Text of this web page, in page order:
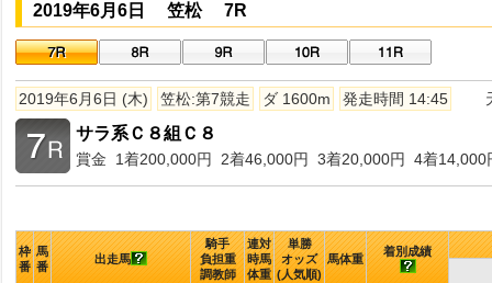
2019年6月6日 笠松 7R
2019年6月6日 (木) 笠松:第7競走 ダ 1600m 発走時間 14:45
サラ系Ｃ８組Ｃ８
賞金 1着200,000円 2着46,000円 3着20,000円 4着14,000
枠
番
馬
番
出走馬
騎手
負担重
調教師
連対
時馬
体重
単勝
オッズ
(人気順)
馬体重
着別成績